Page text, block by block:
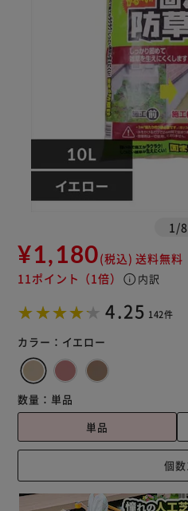
1 /8
¥1,180(税込) 送料無料
11ポイント （1倍） info 内訳
4.25 142件
カラー： イエロー
数量： 単品
単品
※ご確認ください
カートに入れる